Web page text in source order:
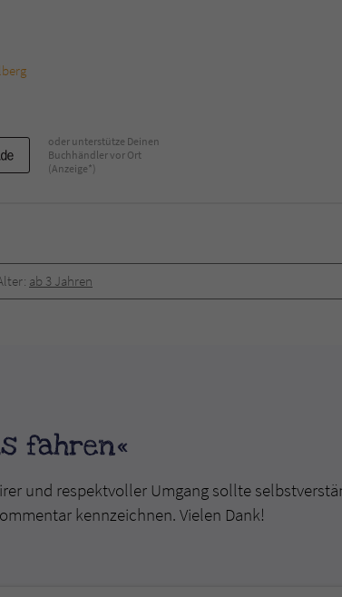
oder unterstütze Deinen
Buchhändler vor Ort
(Anzeige*)
ab 3 Jahren
fahren«
und respektvoller Umgang sollte
kennzeichnen. Vielen Dank!